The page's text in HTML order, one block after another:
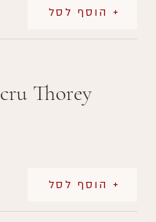
+ הוסף לסל
cru Thorey
+ הוסף לסל